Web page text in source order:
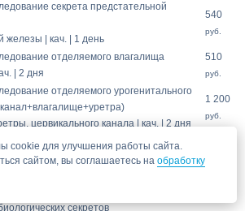
секрета предстательной
железы | кач. | 1 день
540
руб.
отделяемого влагалища
| 2 дня
510
руб.
отделяемого урогенитального
цервикального канала | кач. | 2 дня
1 200
руб.
секрета предстательной
секретов
cookie для улучшения работы сайта.
сайтом, вы соглашаетесь на обработку